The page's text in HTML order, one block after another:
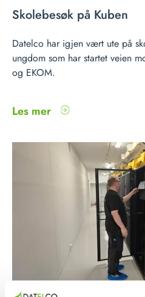
Skolebesøk på Kuben
Datelco har igjen vært ute på
ungdom som har startet veien
og EKOM.
Les mer